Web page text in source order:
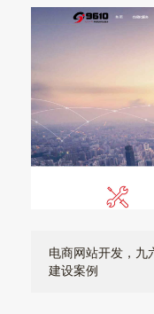
电商网站开发，九
建设案例